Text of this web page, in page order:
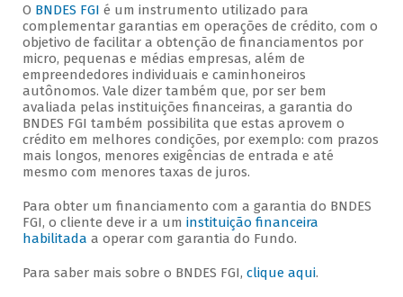
O BNDES FGI é um instrumento utilizado para
complementar garantias em operações de crédito, com o
objetivo de facilitar a obtenção de financiamentos por
micro, pequenas e médias empresas, além de
empreendedores individuais e caminhoneiros
autônomos. Vale dizer também que, por ser bem
avaliada pelas instituições financeiras, a garantia do
BNDES FGI também possibilita que estas aprovem o
crédito em melhores condições, por exemplo: com prazos
mais longos, menores exigências de entrada e até
mesmo com menores taxas de juros.
Para obter um financiamento com a garantia do BNDES
FGI, o cliente deve ir a um instituição financeira
habilitada a operar com garantia do Fundo.
Para saber mais sobre o BNDES FGI, clique aqui.